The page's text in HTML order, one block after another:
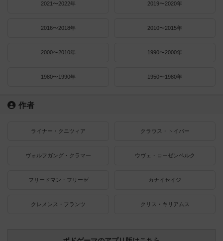
2021〜2022年 2019〜2020年
2016〜2018年 2010〜2015年
2000〜2010年 1990〜2000年
1980〜1990年 1950〜1980年
作者
ライナー・クニツィア クラウス・トイバー
ヴォルフガング・クラマー ウヴェ・ローゼンベルク
フリードマン・フリーゼ カナイセイジ
クレメンス・フランツ クリス・キリアムス